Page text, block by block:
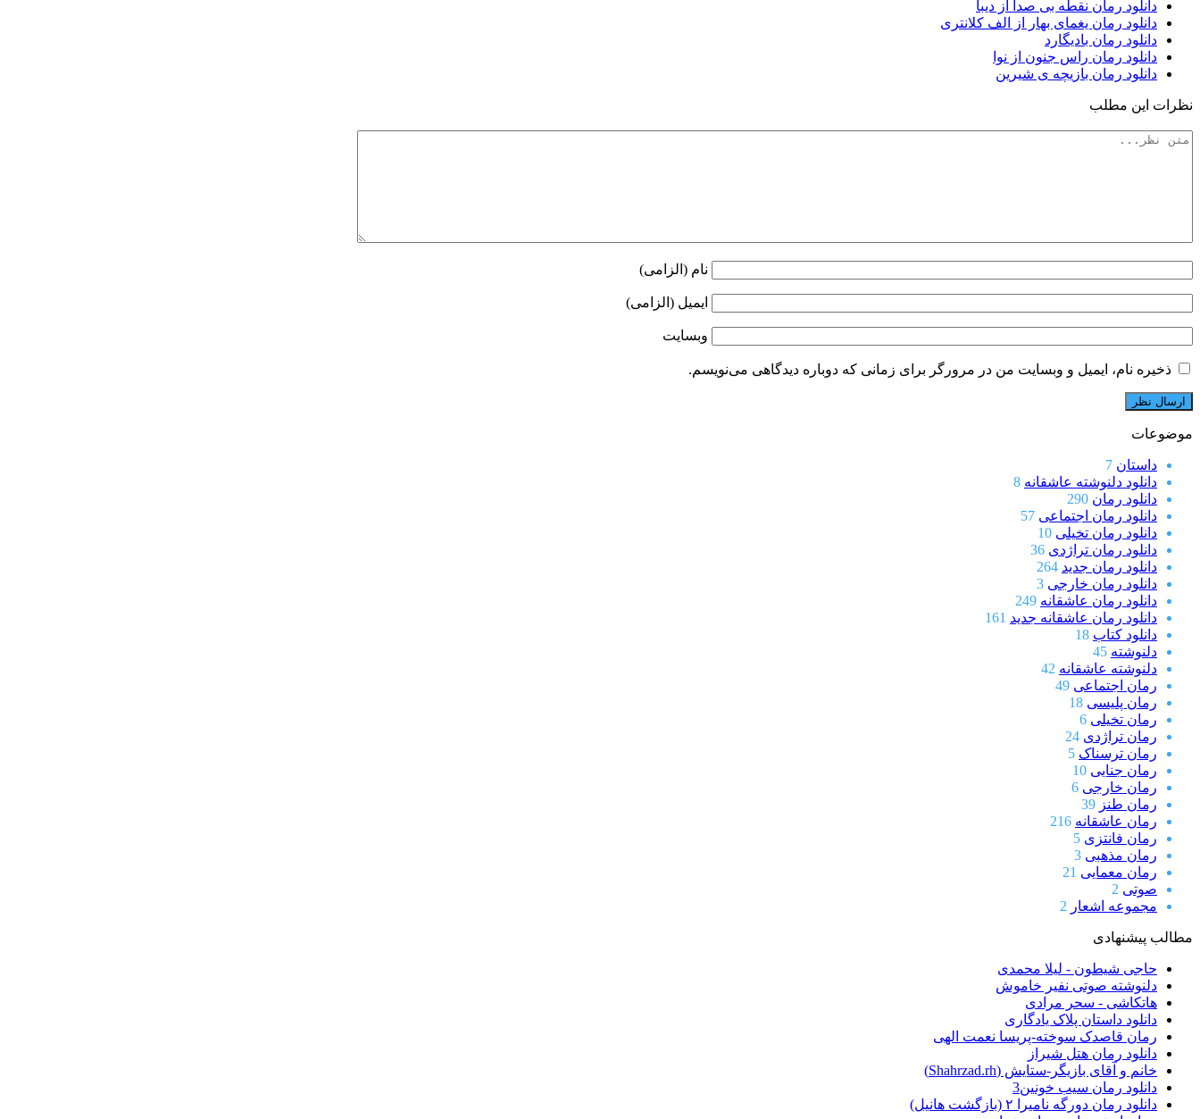
دانلود رمان نقطه بی صدا از دیبا
دانلود رمان یغمای بهار از الف کلانتری
دانلود رمان بادیگارد
دانلود رمان راس جنون از نوا
دانلود رمان بازیچه ی شیرین
نظرات این مطلب
نام (الزامی)
ایمیل (الزامی)
وبسایت
ذخیره نام، ایمیل و وبسایت من در مرورگر برای زمانی که دوباره دیدگاهی می‌نویسم.
موضوعات
داستان 7
دانلود دلنوشته عاشقانه 8
دانلود رمان 290
دانلود رمان اجتماعی 57
دانلود رمان تخیلی 10
دانلود رمان تراژدی 36
دانلود رمان جدید 264
دانلود رمان خارجی 3
دانلود رمان عاشقانه 249
دانلود رمان عاشقانه جدید 161
دانلود کتاب 18
دلنوشته 45
دلنوشته عاشقانه 42
رمان اجتماعی 49
رمان پلیسی 18
رمان تخیلی 6
رمان تراژدی 24
رمان ترسناک 5
رمان جنایی 10
رمان خارجی 6
رمان طنز 39
رمان عاشقانه 216
رمان فانتزی 5
رمان مذهبی 3
رمان معمایی 21
صوتی 2
مجموعه اشعار 2
مطالب پیشنهادی
حاجی شیطون - لیلا محمدی
دلنوشته صوتی نفیر خاموش
هاتکاشی - سحر مرادی
دانلود داستان پلاک یادگاری
رمان قاصدک سوخته-پریسا نعمت الهی
دانلود رمان هتل شیراز
خانم و آقای بازیگر-ستایش (Shahrzad.rh)
دانلود رمان سیب خونین3
دانلود رمان دورگه نامیرا ۲ (بازگشت هانیل)